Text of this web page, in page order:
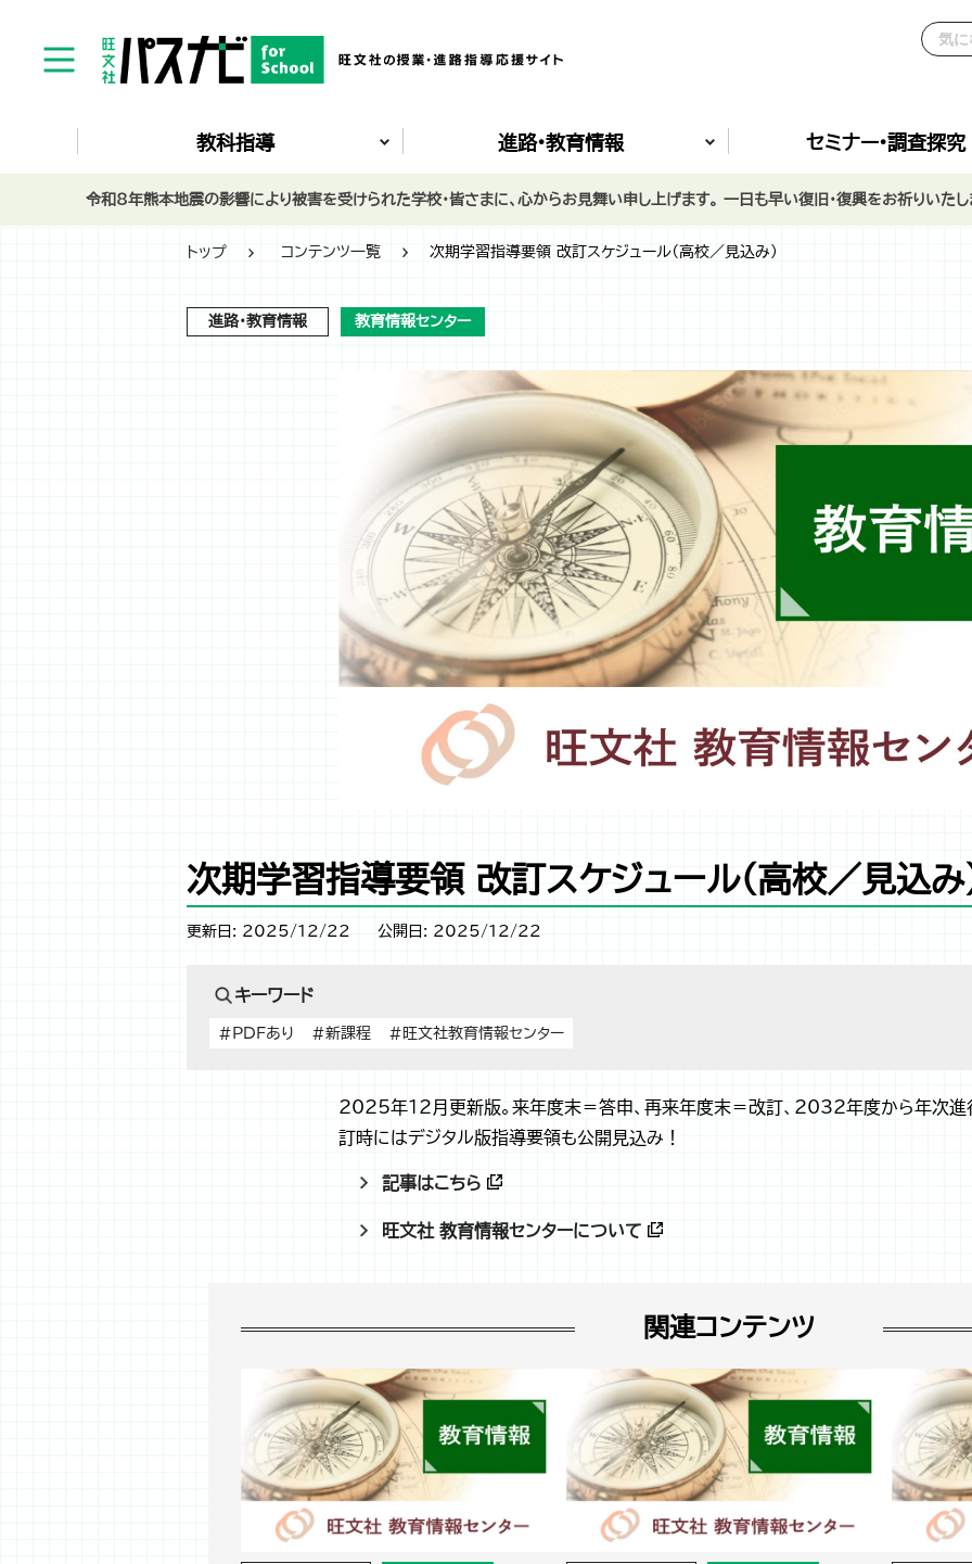
教科指導 進路•教育情報 セミナー•調査探究
トップ コンテンツ一覧 次期学習指導要領 改訂スケジュール（高校／見込み）
進路・教育情報 教育情報センター
次期学習指導要領 改訂スケジュール（高校／見込み
更新日: 2025/12/22 公開日: 2025/12/22
キーワード
#PDFあり #新課程 #旺文社教育情報センター
2025年12月更新版。来年度末＝答申、再来年度末＝改訂、2032年度から年次進
訂時にはデジタル版指導要領も公開見込み！
記事はこちら
旺文社 教育情報センターについて
関連コンテンツ
令和8年熊本地震の影響により被害を受けられた学校・皆さまに、心からお見舞い申し上げます。 一日も早い復旧・復興をお祈りいたし